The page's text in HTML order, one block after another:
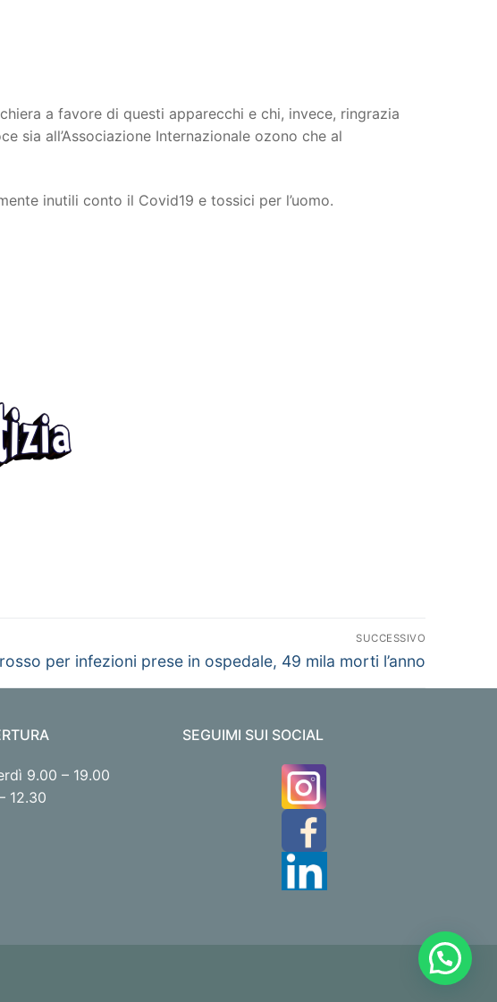
a favore di questi apparecchi e chi, invece, ringrazia
sia all’Associazione Internazionale ozono che al
inutili conto il Covid19 e tossici per l’uomo.
SUCCESSIVO
per infezioni prese in ospedale, 49 mila morti l’anno
9.00 – 19.00
12.30
SEGUIMI SUI SOCIAL